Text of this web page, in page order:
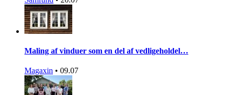
Maling af vinduer som en del af vedligeholdel…
Magaxin • 09.07